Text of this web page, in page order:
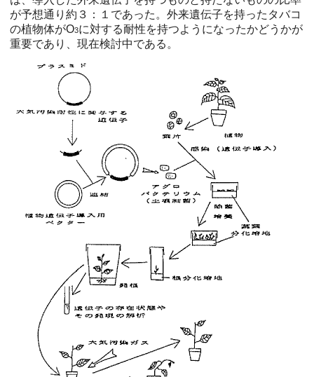
が予想通り約３：１であった。外来遺伝子を持ったタバコ
の植物体がO3に対する耐性を持つようになったかどうかが
重要であり、現在検討中である。